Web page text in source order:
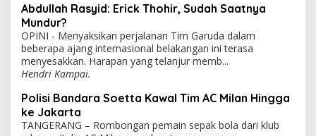
Abdullah Rasyid: Erick Thohir, Sudah Saatnya
Mundur?
OPINI - Menyaksikan perjalanan Tim Garuda dalam
beberapa ajang internasional belakangan ini terasa
menyesakkan. Harapan yang telanjur memb...
Hendri Kampai.
Polisi Bandara Soetta Kawal Tim AC Milan Hingga
ke Jakarta
TANGERANG – Rombongan pemain sepak bola dari klub